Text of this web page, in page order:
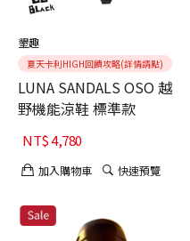
墾趣
夏天卡利HIGH回饋攻略(詳情請點)
LUNA SANDALS OSO 越
野機能涼鞋 標準款
NT$4,780
加入購物車 快速預覽